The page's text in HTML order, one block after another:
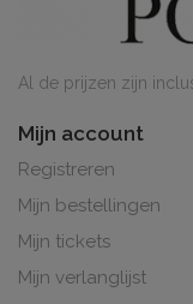
Al de prijzen zijn
Mijn account
Registreren
Mijn bestellingen
Mijn tickets
Mijn verlanglijst